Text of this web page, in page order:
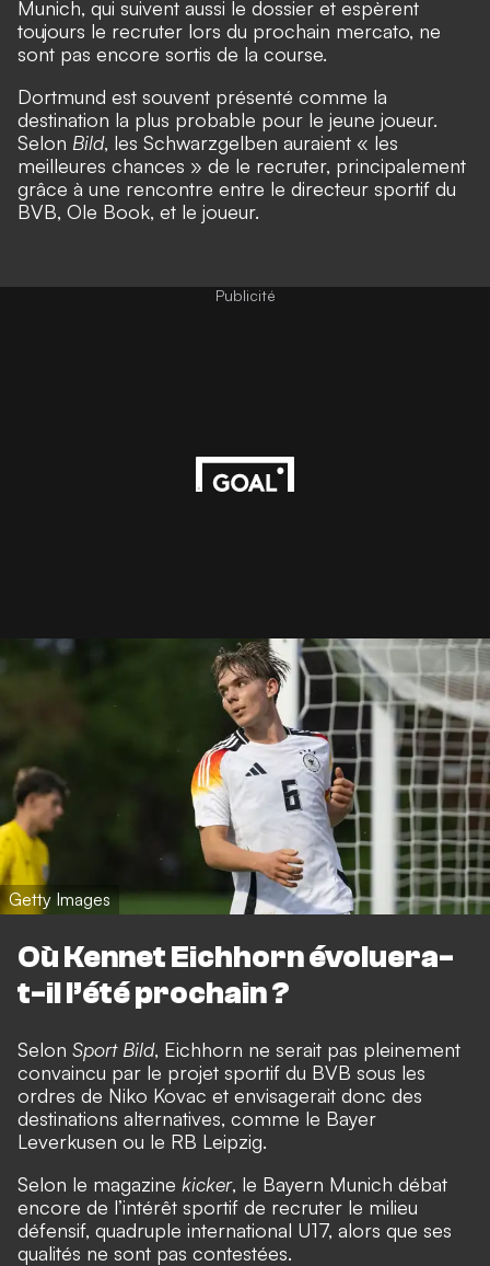
Munich, qui suivent aussi le dossier et espèrent
toujours le recruter lors du prochain mercato, ne
sont pas encore sortis de la course.
Dortmund est souvent présenté comme la
destination la plus probable pour le jeune joueur.
Selon Bild, les Schwarzgelben auraient « les
meilleures chances » de le recruter, principalement
grâce à une rencontre entre le directeur sportif du
BVB, Ole Book, et le joueur.
Publicité
Getty Images
Où Kennet Eichhorn évoluera-
t-il l’été prochain ?
Selon Sport Bild, Eichhorn ne serait pas pleinement
convaincu par le projet sportif du BVB sous les
ordres de Niko Kovac et envisagerait donc des
destinations alternatives, comme le Bayer
Leverkusen ou le RB Leipzig.
Selon le magazine kicker, le Bayern Munich débat
encore de l’intérêt sportif de recruter le milieu
défensif, quadruple international U17, alors que ses
qualités ne sont pas contestées.